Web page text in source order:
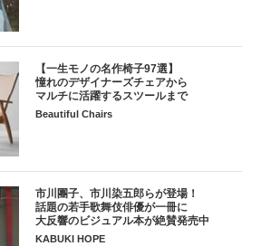
【一生モノの名作椅子97選】
憧れのデザイナーズチェアから
マルチに活躍するスツールまで
Beautiful Chairs
市川團子、市川染五郎らが登場！
話題の若手歌舞伎俳優が一冊に
大反響のビジュアル本が絶賛発売中
KABUKI HOPE